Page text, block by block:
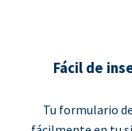
Fácil de
Tu formulario